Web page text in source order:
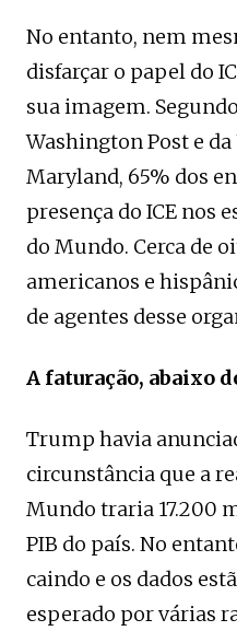
No entanto, nem
disfarçar o papel do
sua imagem.
Washington Post e
Maryland, 65% dos
presença do ICE nos
do Mundo. Cerca de
americanos e
de agentes desse
A faturação, abaixo
Trump havia
circunstância que a
Mundo traria 17.200
PIB do país. No
caindo e os dados
esperado por várias